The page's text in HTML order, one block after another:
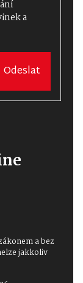
a
Odeslat
a bez
jakkoliv